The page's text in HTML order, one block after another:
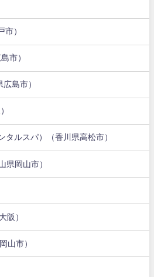
市）
市）
島市）
タルスパ）（香川県高松市）
県岡山市）
阪）
山市）